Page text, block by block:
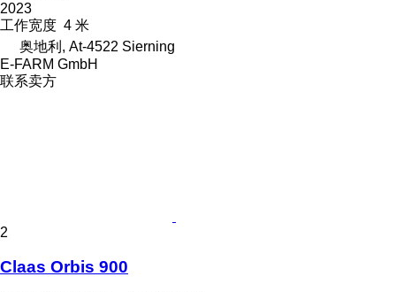
2023
工作宽度 4 米
奥地利, At-4522 Sierning
E-FARM GmbH
联系卖方
2
Claas Orbis 900